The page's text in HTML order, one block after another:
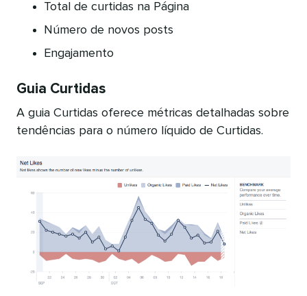
Total de curtidas na Página
Número de novos posts
Engajamento
Guia Curtidas
A guia Curtidas oferece métricas detalhadas sobre
tendências para o número líquido de Curtidas.